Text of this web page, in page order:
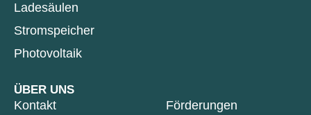
Ladesäulen
Stromspeicher
Photovoltaik
ÜBER UNS
Kontakt
Förderungen